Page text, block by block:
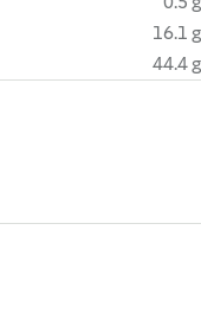
16.1 g
44.4 g